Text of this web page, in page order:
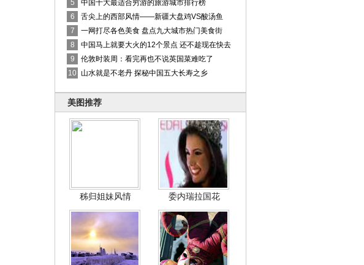
5
中国十大最适合穷游的旅游城市排行榜
6
舌尖上的西部风情——新疆大盘鸡VS酸汤鱼
7
一网打尽各色美食 盘点九大城市热门美食街
8
中国马上就要大火的12个景点 还不趁现在快去
9
伦敦时装周：看完再也不说英国菜难吃了
10
山水就是不老丹 探秘中国五大长寿之乡
美图推荐
秭归姐妹风情 委内瑞拉国花